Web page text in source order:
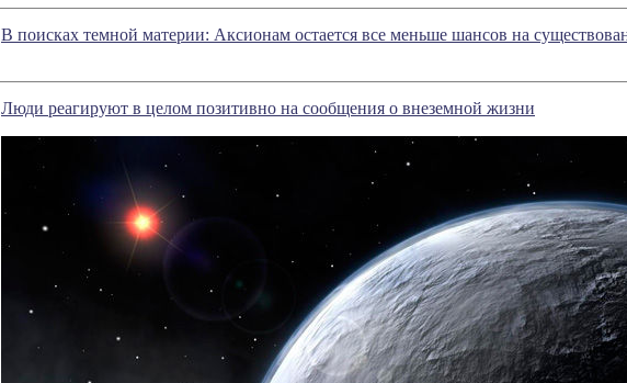
В поисках темной материи: Аксионам остается все меньше шансов на
Люди реагируют в целом позитивно на сообщения о внеземной жизни